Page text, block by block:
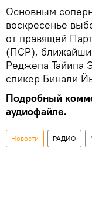
Основным
воскресенье
от правящей
(ПСР),
Реджепа Тайипа
спикер Бинали
Подробный
аудиофайле.
Новости РАДИО